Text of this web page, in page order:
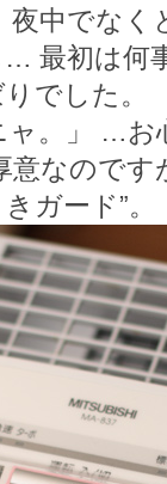
夜中でな
最初は何
でした。
ャ。」 …
意なので
ガード”。